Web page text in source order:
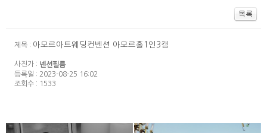
제목 : 아모르아트웨딩컨벤션 아모르홀1인3캠
사진가 : 넨션필름
등록일 : 2023-08-25 16:02
조회수 : 1533